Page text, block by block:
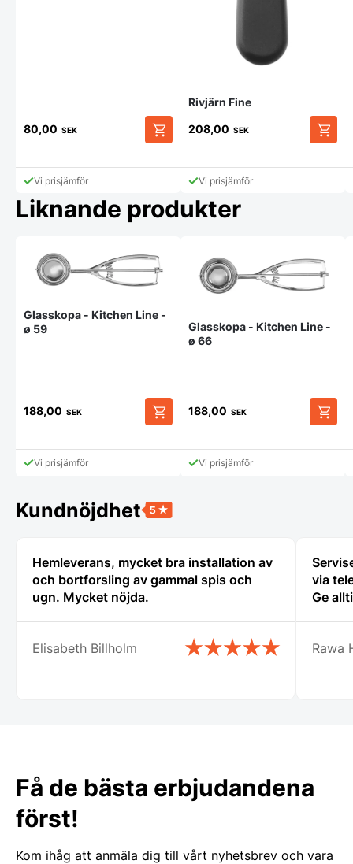
80,00 SEK
Vi prisjämför
Rivjärn Fine
208,00 SEK
Vi prisjämför
Liknande produkter
Glasskopa - Kitchen Line -
ø 59
188,00 SEK
Vi prisjämför
Glasskopa - Kitchen Line -
ø 66
188,00 SEK
Vi prisjämför
Kundnöjdhet
Hemleverans, mycket bra installation av
och bortforsling av gammal spis och
ugn. Mycket nöjda.
Elisabeth Billholm
via
Ge
Rawa
Få de bästa erbjudandena
först!
Kom ihåg att anmäla dig till vårt nyhetsbrev och vara